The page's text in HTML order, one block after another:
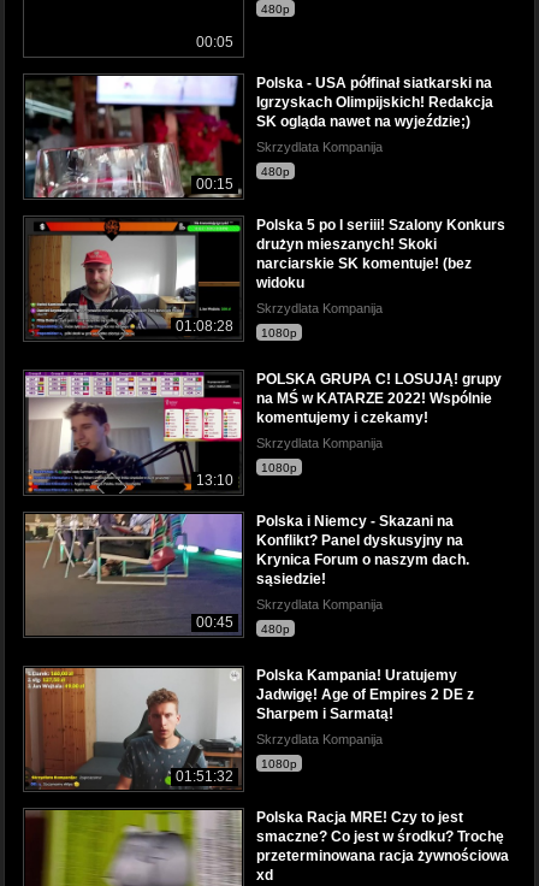
00:05
480p
00:15
Polska - USA półfinał siatkarski na
Igrzyskach Olimpijskich! Redakcja
SK ogląda nawet na wyjeździe;)
Skrzydlata Kompanija
480p
01:08:28
Polska 5 po I seriii! Szalony Konkurs
drużyn mieszanych! Skoki
narciarskie SK komentuje! (bez
widoku
Skrzydlata Kompanija
1080p
13:10
POLSKA GRUPA C! LOSUJĄ! grupy
na MŚ w KATARZE 2022! Wspólnie
komentujemy i czekamy!
Skrzydlata Kompanija
1080p
00:45
Polska i Niemcy - Skazani na
Konflikt? Panel dyskusyjny na
Krynica Forum o naszym dach.
sąsiedzie!
Skrzydlata Kompanija
480p
01:51:32
Polska Kampania! Uratujemy
Jadwigę! Age of Empires 2 DE z
Sharpem i Sarmatą!
Skrzydlata Kompanija
1080p
Polska Racja MRE! Czy to jest
smaczne? Co jest w środku? Trochę
przeterminowana racja żywnościowa
xd